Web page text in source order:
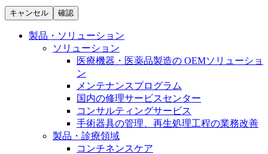
膝関節の構造とその疾患
身体の中で最も大きい関節である膝関節。日常の生活
を支える、その機能や特徴とは？傷めてしまった場合
には、どのような治療の選択肢があるのでしょう。
採用情報
ビー・ブラウンエースクラッﾌﾟで新たな可能性を見つ
けませんか？現在募集中のポジションをご覧いただけ
ます。
会社
私たちの責任
ニューススペース
キャンセル 確認
製品・ソリューション
ソリューション
医療機器・医薬品製造の OEMソリューショ
ン
メンテナンスプログラム
国内の修理サービスセンター
コンサルティングサービス
手術器具の管理、再生処理工程の業務改善
製品・診療領域
コンチネンスケア